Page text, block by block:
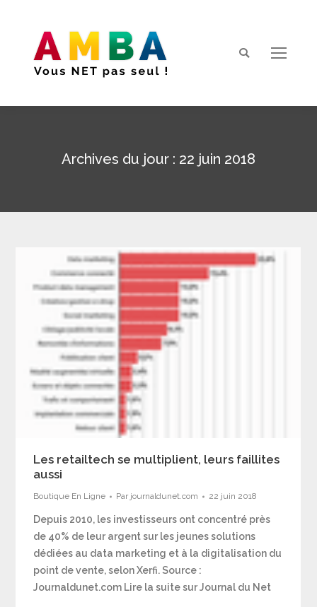
Search:
Archives du jour : 22 juin 2018
Les retailtech se multiplient, leurs faillites
aussi
Boutique En Ligne Par journaldunet.com 22 juin 2018
Depuis 2010, les investisseurs ont concentré près
de 40% de leur argent sur les jeunes solutions
dédiées au data marketing et à la digitalisation du
point de vente, selon Xerfi. Source :
Journaldunet.com Lire la suite sur Journal du Net